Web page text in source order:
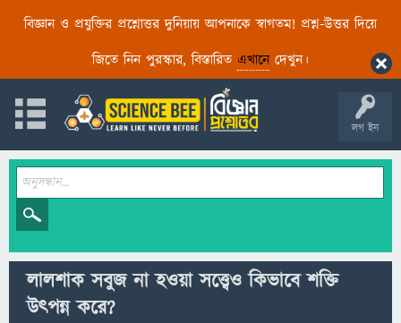
বিজ্ঞান ও প্রযুক্তির প্রশ্নোত্তর দুনিয়ায় আপনাকে স্বাগতম! প্রশ্ন-উত্তর দিয়ে
জিতে নিন পুরস্কার, বিস্তারিত এখানেদেখুন।
লগ ইন
লালশাক সবুজ না হওয়া সত্ত্বেও কিভাবে শক্তি
উৎপন্ন করে?